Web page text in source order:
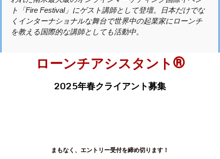
ト「Fire Festival」にゲスト講師として登壇。日本だけでな
くインターナショナルな舞台で世界中の起業家にローンチ
を教える国際的な講師としても活動中。
ローンチアシスタント ®
2025年春クライアント募集
まもなく、エントリー受付を締め切ります！